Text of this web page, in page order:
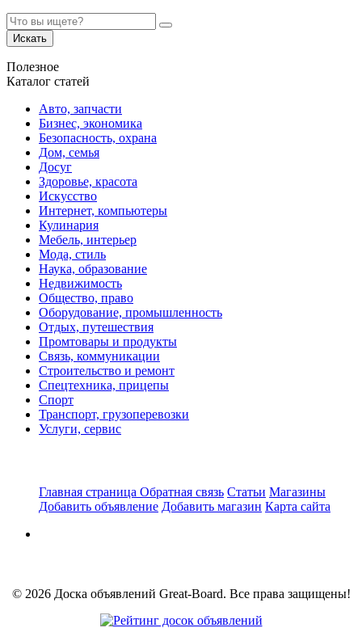
Искать
Полезное
Каталог статей
Авто, запчасти
Бизнес, экономика
Безопасность, охрана
Дом, семья
Досуг
Здоровье, красота
Искусство
Интернет, компьютеры
Кулинария
Мебель, интерьер
Мода, стиль
Наука, образование
Недвижимость
Общество, право
Оборудование, промышленность
Отдых, путешествия
Промтовары и продукты
Связь, коммуникации
Строительство и ремонт
Спецтехника, прицепы
Спорт
Транспорт, грузоперевозки
Услуги, сервис
Главная страница Обратная связь Статьи Магазины
Добавить объявление Добавить магазин Карта сайта
© 2026 Доска объявлений Great-Board. Все права защищены!